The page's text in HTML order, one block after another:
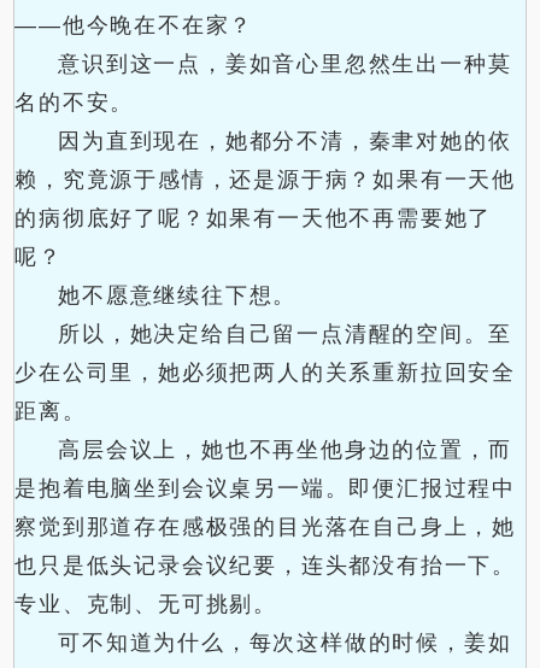
——他今晚在不在家？
意识到这一点，姜如音心里忽然生出一种莫
名的不安。
因为直到现在，她都分不清，秦聿对她的依
赖，究竟源于感情，还是源于病？如果有一天他
的病彻底好了呢？如果有一天他不再需要她了
呢？
她不愿意继续往下想。
所以，她决定给自己留一点清醒的空间。至
少在公司里，她必须把两人的关系重新拉回安全
距离。
高层会议上，她也不再坐他身边的位置，而
是抱着电脑坐到会议桌另一端。即便汇报过程中
察觉到那道存在感极强的目光落在自己身上，她
也只是低头记录会议纪要，连头都没有抬一下。
专业、克制、无可挑剔。
可不知道为什么，每次这样做的时候，姜如